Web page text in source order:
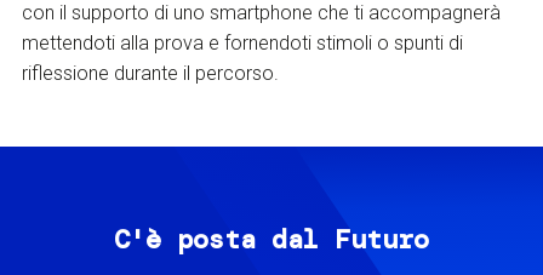
con il supporto di uno smartphone che ti accompagnerà
mettendoti alla prova e fornendoti stimoli o spunti di
riflessione durante il percorso.
C'è posta dal Futuro